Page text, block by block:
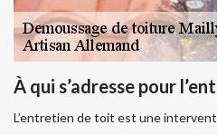
À qui s’adresse pour
L’entretien de toit est une